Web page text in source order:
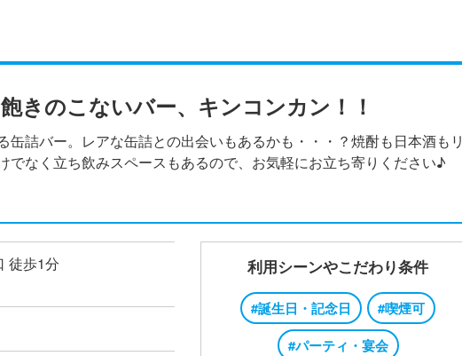
きのこないバー、キンコンカン！！
詰バー。レアな缶詰との出会いもあるかも・・・？焼酎も日本酒もリ
なく立ち飲みスペースもあるので、お気軽にお立ち寄りください♪
徒歩1分
利用シーンやこだわり条件
#誕生日・記念日
#喫煙可
#パーティ・宴会